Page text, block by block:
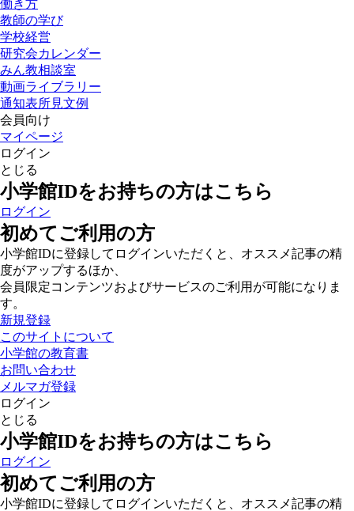
働き方
教師の学び
学校経営
研究会カレンダー
みん教相談室
動画ライブラリー
通知表所見文例
会員向け
マイページ
ログイン
とじる
小学館IDをお持ちの方はこちら
ログイン
初めてご利用の方
小学館IDに登録してログインいただくと、オススメ記事の精
度がアップするほか、
会員限定コンテンツおよびサービスのご利用が可能になりま
す。
新規登録
このサイトについて
小学館の教育書
お問い合わせ
メルマガ登録
ログイン
とじる
小学館IDをお持ちの方はこちら
ログイン
初めてご利用の方
小学館IDに登録してログインいただくと、オススメ記事の精